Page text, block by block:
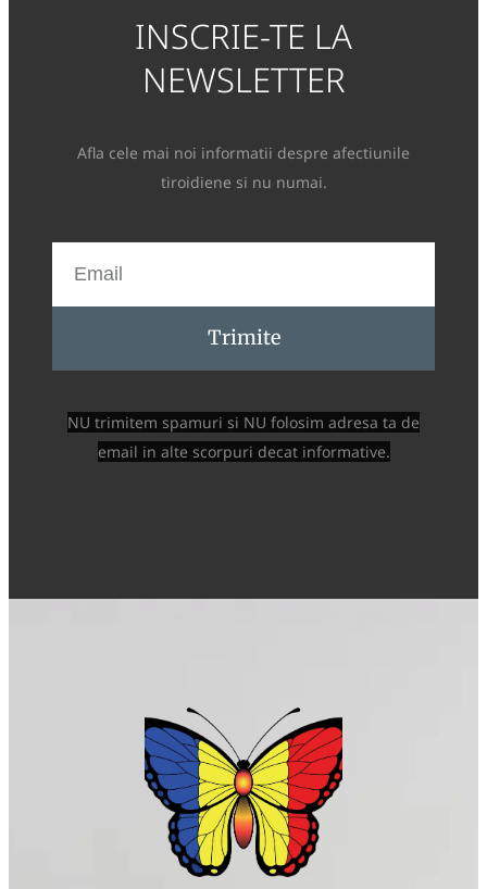
INSCRIE-TE LA
NEWSLETTER
Afla cele mai noi informatii despre afectiunile
tiroidiene si nu numai.
Trimite
NU trimitem spamuri si NU folosim adresa ta de
email in alte scorpuri decat informative.